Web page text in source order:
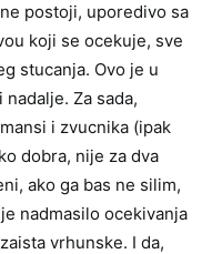
postoji, uporedivo sa
koji se ocekuje, sve
stucanja. Ovo je u
Za sada,
i zvucnika (ipak
dobra, nije za dva
ako ga bas ne silim,
nadmasilo ocekivanja
vrhunske. I da,